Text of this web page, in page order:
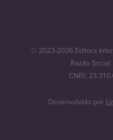
© 2023-2026 Editora
Razão
CNPJ:
Desenvolvido por